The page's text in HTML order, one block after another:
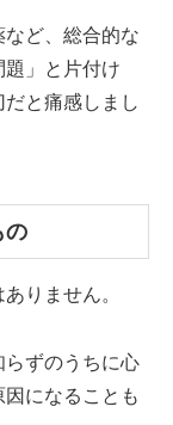
ど、総合的な
」と片付け
と痛感しまし
の
りません。
ずのうちに心
になることも